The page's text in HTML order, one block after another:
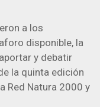
a los
disponible, la
y debatir
la quinta edición
Red Natura 2000 y